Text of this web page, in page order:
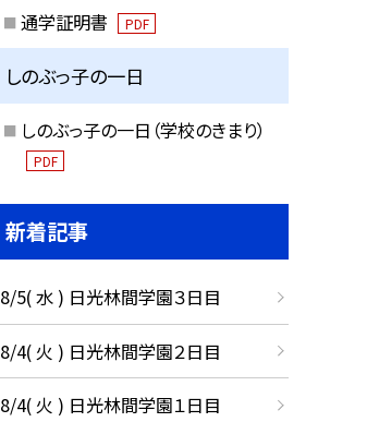
通学証明書 PDF
しのぶっ子の一日
しのぶっ子の一日（学校のきまり）
PDF
新着記事
8/5( 水 ) 日光林間学園３日目
8/4( 火 ) 日光林間学園２日目
8/4( 火 ) 日光林間学園１日目